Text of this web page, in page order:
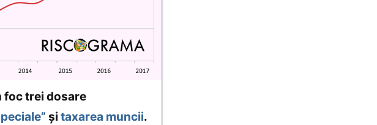
foc trei dosare
și taxarea muncii.